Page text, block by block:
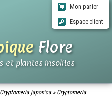
Flore
et plantes insolites
Mon panier
Espace client
Cryptomeria japonica » Cryptomeria